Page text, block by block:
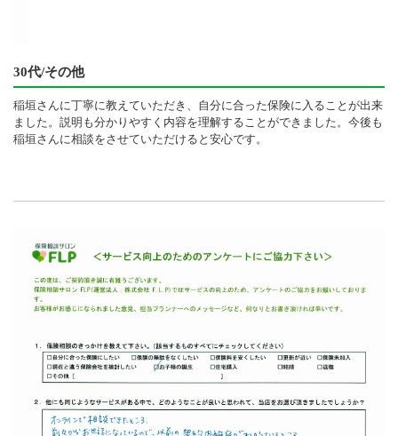
30代/その他
稲垣さんに丁寧に教えていただき、自分に合った保険に入ることが出来
ました。説明も分かりやすく内容を理解することができました。今後も
稲垣さんに相談をさせていただけると安心です。